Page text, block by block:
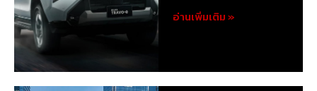
อ่านเพิ่มเติม »